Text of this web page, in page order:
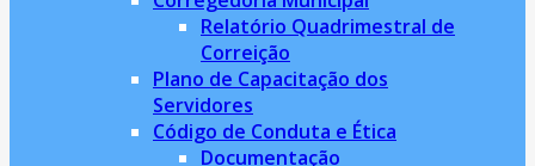
Relatório Quadrimestral de
Correição
Plano de Capacitação dos
Servidores
Código de Conduta e Ética
Documentação